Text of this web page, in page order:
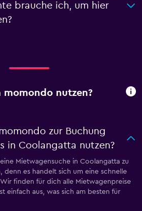
brauche ich, um hier
momondo nutzen?
zur Buchung
in Coolangatta nutzen?
Mietwagensuche in Coolangatta zu
denn es handelt sich um eine schnelle
finden für dich alle Mietwagenpreise
einfach aus, was sich am besten für